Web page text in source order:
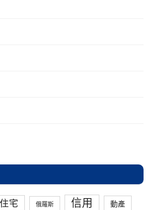
住宅 俄羅斯 信用 動產